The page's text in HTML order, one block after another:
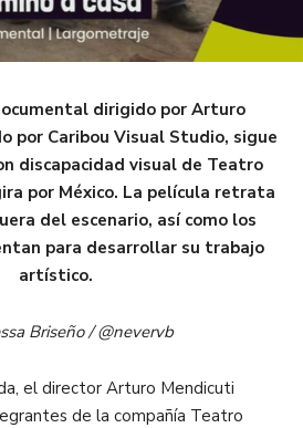
dirigido por Arturo
por Caribou Visual Studio, sigue
discapacidad visual de Teatro
por México. La película retrata
del escenario, así como los
para desarrollar su trabajo
artístico.
Briseño / @nevervb
el director Arturo Mendicuti
de la compañía Teatro